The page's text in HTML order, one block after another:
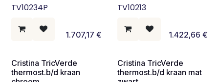
TV10234P
1.707,17 €
TV10213
1.422,66 €
Cristina TricVerde
thermost.b/d kraan
Cristina TricVerde
thermost.b/d kraan mat